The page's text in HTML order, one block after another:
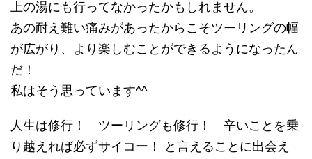
上の湯にも行ってなかったかもしれません。
あの耐え難い痛みがあったからこそツーリングの幅
が広がり、より楽しむことができるようになったん
だ！
私はそう思っています^^
人生は修行！ ツーリングも修行！ 辛いことを乗
り越えれば必ずサイコー！ と言えることに出会え